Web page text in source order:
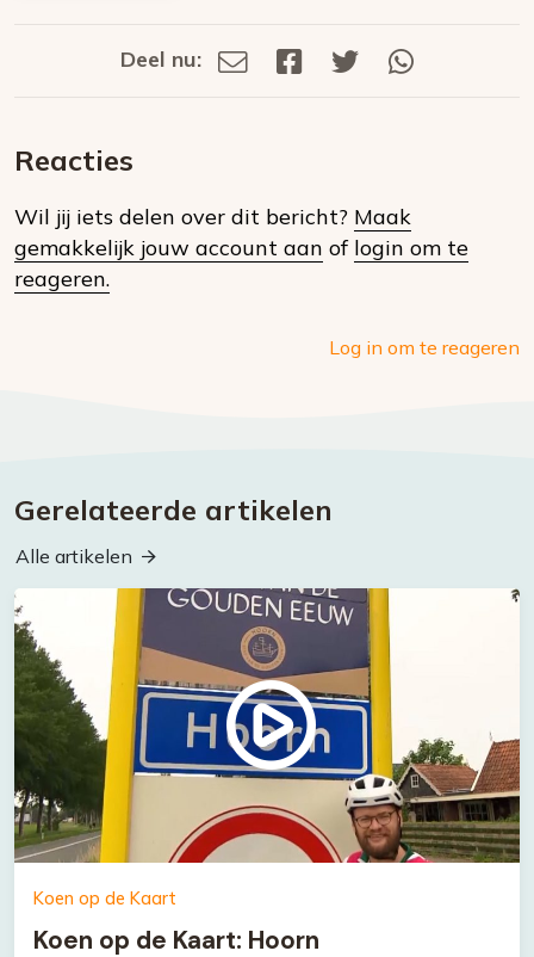
Deel
social
Deel nu:
Deel
Deel
Deel
Reacties
Wil jij iets delen over dit bericht? Maak
gemakkelijk jouw account aan of login om te
reageren.
Log in om te reageren
Gerelateerde artikelen
Alle artikelen
Koen op de Kaart
Koen op de Kaart: Hoorn